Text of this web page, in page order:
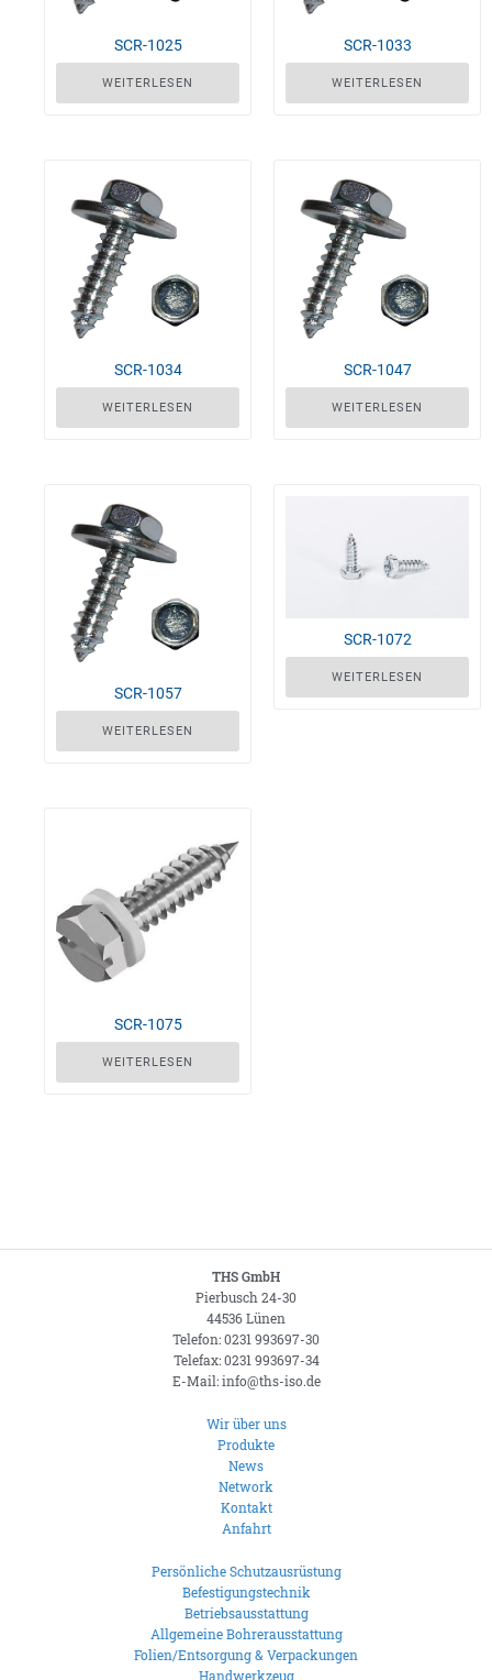
SCR-1025
WEITERLESEN
SCR-1033
WEITERLESEN
SCR-1034
WEITERLESEN
SCR-1047
WEITERLESEN
SCR-1057
WEITERLESEN
SCR-1072
WEITERLESEN
SCR-1075
WEITERLESEN
THS GmbH
Pierbusch 24-30
44536 Lünen
Telefon: 0231 993697-30
Telefax: 0231 993697-34
E-Mail: info@ths-iso.de
Wir über uns
Produkte
News
Network
Kontakt
Anfahrt
Persönliche Schutzausrüstung
Befestigungstechnik
Betriebsausstattung
Allgemeine Bohrerausstattung
Folien/Entsorgung & Verpackungen
Handwerkzeug